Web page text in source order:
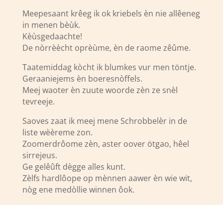
Meepesaant krêeg ik ok kriebels èn nie allêeneg
in menen bèùk.
Kèùsgedaachte!
De nòrrèècht oprèùme, èn de raome zêûme.
Taatemiddag kòcht ik blumkes vur men töntje.
Geraaniejems èn boeresnòffels.
Meej waoter èn zuute woorde zèn ze snèl
tevreeje.
Saoves zaat ik meej mene Schrobbelèr in de
liste wèèreme zon.
Zoomerdrôome zèn, aster oover ötgao, hêel
sirrejeus.
Ge gelêûft dègge alles kunt.
Zèlfs hardlôope op mènnen aawer èn wie wit,
nòg ene medòllie winnen ôok.